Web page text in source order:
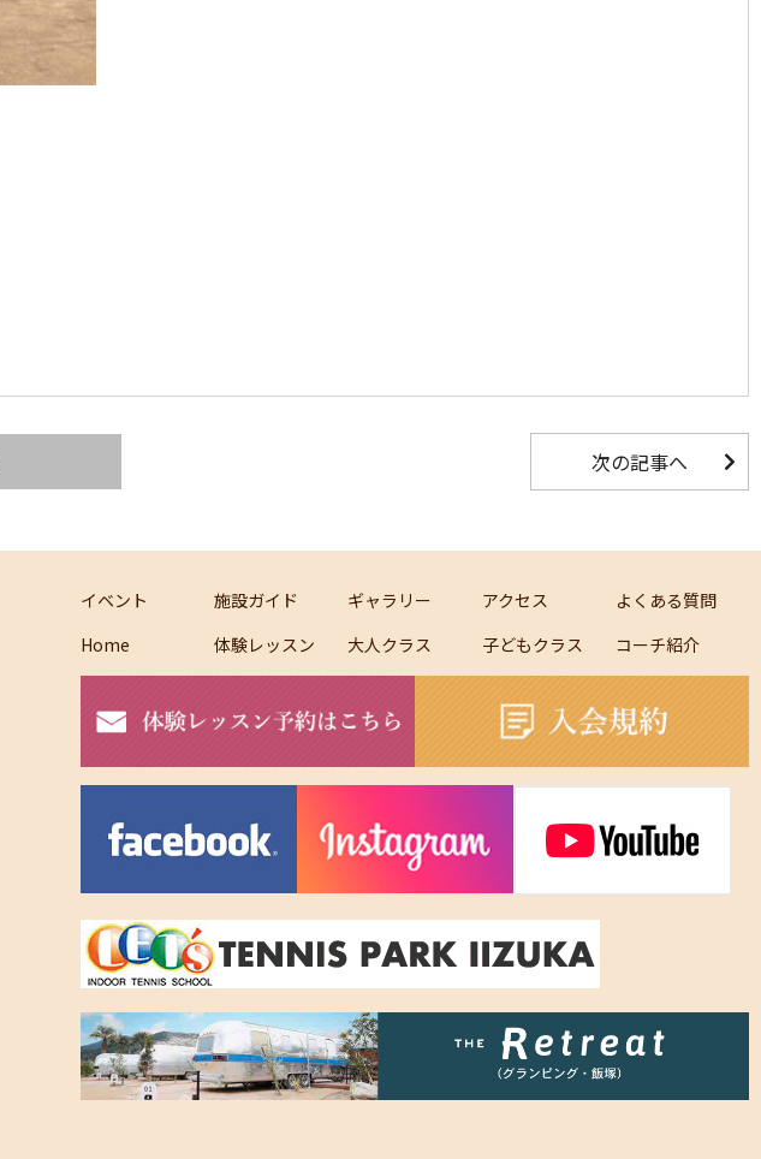
次の記事へ
イベント 施設ガイド ギャラリー アクセス
よくある質問
Home
体験レッスン 大人クラス 子どもクラス コーチ紹介